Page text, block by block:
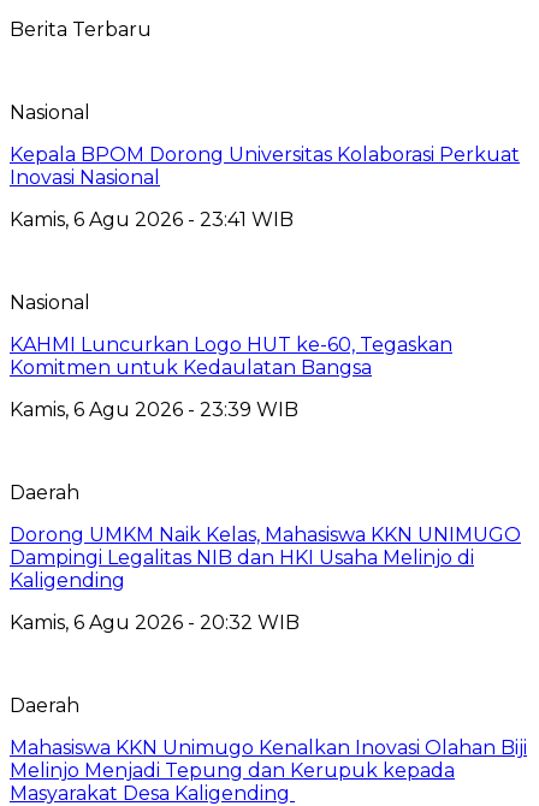
Berita Terbaru
Nasional
Kepala BPOM Dorong Universitas Kolaborasi Perkuat
Inovasi Nasional
Kamis, 6 Agu 2026 - 23:41 WIB
Nasional
KAHMI Luncurkan Logo HUT ke-60, Tegaskan
Komitmen untuk Kedaulatan Bangsa
Kamis, 6 Agu 2026 - 23:39 WIB
Daerah
Dorong UMKM Naik Kelas, Mahasiswa KKN UNIMUGO
Dampingi Legalitas NIB dan HKI Usaha Melinjo di
Kaligending
Kamis, 6 Agu 2026 - 20:32 WIB
Daerah
Mahasiswa KKN Unimugo Kenalkan Inovasi Olahan Biji
Melinjo Menjadi Tepung dan Kerupuk kepada
Masyarakat Desa Kaligending